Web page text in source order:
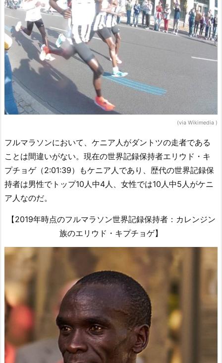
(via Wikimedia )
フルマラソンにおいて、ケニア人がダントツの走者である
ことは間違いがない。現在の世界記録保持者エリウド・キ
プチョゲ（2:01:39）もケニア人であり、歴代の世界記録保
持者は男性でトップ10人中4人、女性では10人中5人がケニ
ア人なのだ。
【2019年時点のフルマラソン世界記録保持者：カレンジン
族のエリウド・キプチョゲ】